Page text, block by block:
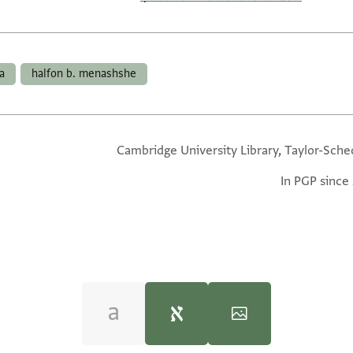
halfon b. menashshe
Cambridge University Library, Taylor-
In PGP